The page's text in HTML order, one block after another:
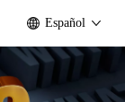
Español